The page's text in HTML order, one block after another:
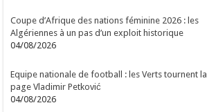
Coupe d’Afrique des nations féminine 2026 : les
Algériennes à un pas d’un exploit historique
04/08/2026
Equipe nationale de football : les Verts tournent la
page Vladimir Petković
04/08/2026